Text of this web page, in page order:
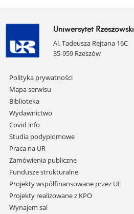
Uniwersytet Rzeszowski
Al. Tadeusza Rejtana 16C
35-959 Rzeszów
Pomiń
nawigację
i
przejdź
do
treści
Polityka prywatności
Mapa serwisu
Biblioteka
Wydawnictwo
Covid info
Studia podyplomowe
Praca na UR
Zamówienia publiczne
Fundusze strukturalne
Projekty współfinansowane przez UE
Projekty realizowane z KPO
Wynajem sal